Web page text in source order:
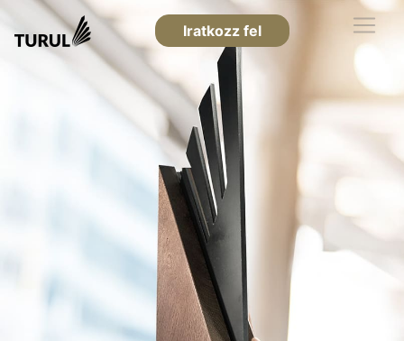
Iratkozz fel